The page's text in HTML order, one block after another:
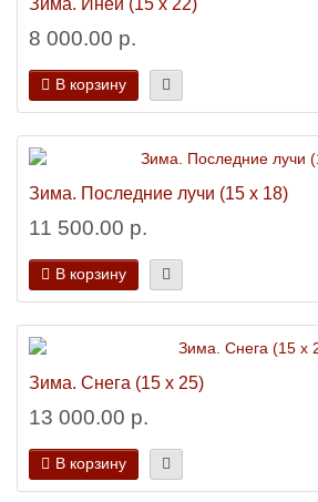
8 000.00 р.
В корзину
Зима. Последние лучи (15 х 18)
11 500.00 р.
В корзину
Зима. Снега (15 х 25)
13 000.00 р.
В корзину